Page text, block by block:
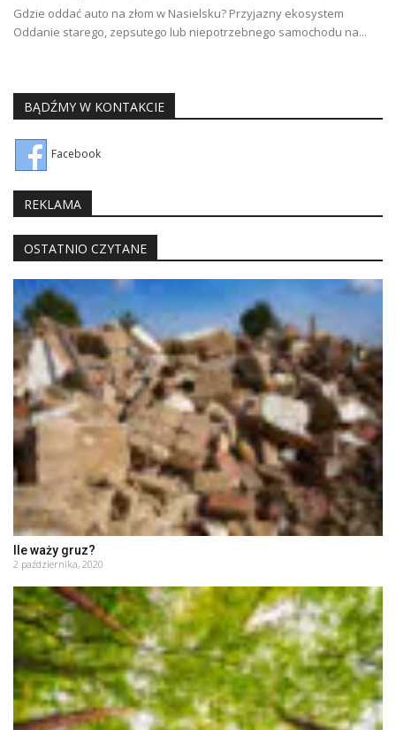
Gdzie oddać auto na złom w Nasielsku? Przyjazny ekosystem
Oddanie starego, zepsutego lub niepotrzebnego samochodu na...
BĄDŹMY W KONTAKCIE
Facebook
REKLAMA
OSTATNIO CZYTANE
Ile waży gruz?
2 października, 2020